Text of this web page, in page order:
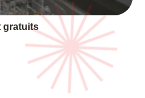
gratuits